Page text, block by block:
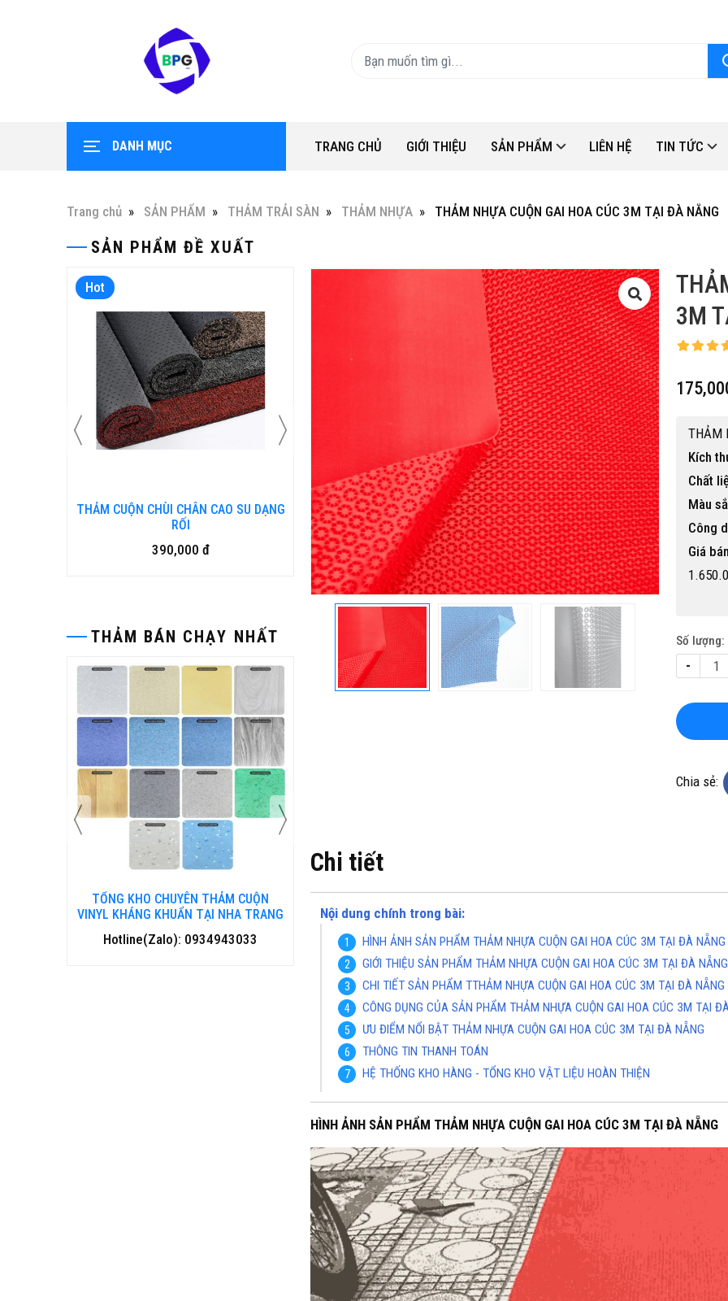
DANH MỤC TRANG CHỦ GIỚI THIỆU SẢN PHẨM LIÊN HỆ TIN TỨC
Trang chủ SẢN PHẨM THẢM TRẢI SÀN THẢM NHỰA THẢM NHỰA CUỘN GAI HOA CÚC 3M TẠI ĐÀ NẴNG
SẢN PHẨM ĐỀ XUẤT
Hot
Bàn ghế gỗ nhựa ngoài trời BP-456
15,500,000 đ
THẢM BÁN CHẠY NHẤT
TỔNG KHO CHUYÊN THẢM CUỘN
VINYL KHÁNG KHUẨN TẠI ĐÀ NẴNG
Hotline(Zalo): 0934943033
VINYL KHÁNG KHUẨN TẠI HÀ NỘI
Hotline(Zalo): 0934943033 Hotline(Zalo): 0934943033
3M
THẢM
Kích
Chất
Màu
Công
Giá
Số lượng:
-
Chia sẻ:
Chi tiết
Nội dung chính trong bài:
HÌNH ẢNH SẢN PHẨM THẢM NHỰA CUỘN GAI HOA CÚC 3M TẠI ĐÀ NẴNG
GIỚI THIỆU SẢN PHẨM THẢM NHỰA CUỘN GAI HOA CÚC 3M TẠI ĐÀ NẴNG
CHI TIẾT SẢN PHẨM TTHẢM NHỰA CUỘN GAI HOA CÚC 3M TẠI ĐÀ NẴNG
CÔNG DỤNG CỦA SẢN PHẨM THẢM NHỰA CUỘN GAI HOA CÚC 3M TẠI
ƯU ĐIỂM NỔI BẬT THẢM NHỰA CUỘN GAI HOA CÚC 3M TẠI ĐÀ NẴNG
THÔNG TIN THANH TOÁN
HỆ THỐNG KHO HÀNG - TỔNG KHO VẬT LIỆU HOÀN THIỆN
HÌNH ẢNH SẢN PHẨM THẢM NHỰA CUỘN GAI HOA CÚC 3M TẠI ĐÀ NẴNG